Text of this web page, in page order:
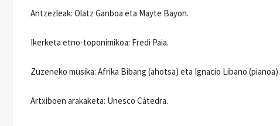
Antzezleak: Olatz Ganboa eta Mayte Bayon.
Ikerketa etno-toponimikoa: Fredi Paia.
Zuzeneko musika: Afrika Bibang (ahotsa) eta Ignacio Libano (pianoa).
Artxiboen arakaketa: Unesco Cátedra.